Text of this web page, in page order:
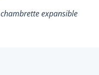
chambrette expansible